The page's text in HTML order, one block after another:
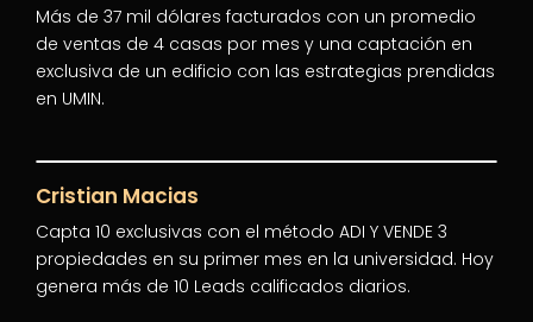
Más de 37 mil dólares facturados con un promedio
de ventas de 4 casas por mes y una captación en
exclusiva de un edificio con las estrategias prendidas
en UMIN.
Cristian Macias
Capta 10 exclusivas con el método ADI Y VENDE 3
propiedades en su primer mes en la universidad. Hoy
genera más de 10 Leads calificados diarios.